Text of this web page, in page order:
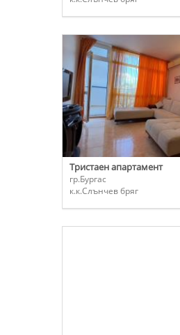
Тристаен апартамент
гр.Бургас
к.к.Слънчев бряг